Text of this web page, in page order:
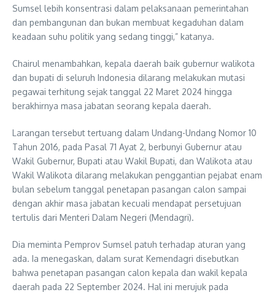
Sumsel lebih konsentrasi dalam pelaksanaan pemerintahan
dan pembangunan dan bukan membuat kegaduhan dalam
keadaan suhu politik yang sedang tinggi,” katanya.
Chairul menambahkan, kepala daerah baik gubernur walikota
dan bupati di seluruh Indonesia dilarang melakukan mutasi
pegawai terhitung sejak tanggal 22 Maret 2024 hingga
berakhirnya masa jabatan seorang kepala daerah.
Larangan tersebut tertuang dalam Undang-Undang Nomor 10
Tahun 2016, pada Pasal 71 Ayat 2, berbunyi Gubernur atau
Wakil Gubernur, Bupati atau Wakil Bupati, dan Walikota atau
Wakil Walikota dilarang melakukan penggantian pejabat enam
bulan sebelum tanggal penetapan pasangan calon sampai
dengan akhir masa jabatan kecuali mendapat persetujuan
tertulis dari Menteri Dalam Negeri (Mendagri).
Dia meminta Pemprov Sumsel patuh terhadap aturan yang
ada. Ia menegaskan, dalam surat Kemendagri disebutkan
bahwa penetapan pasangan calon kepala dan wakil kepala
daerah pada 22 September 2024. Hal ini merujuk pada